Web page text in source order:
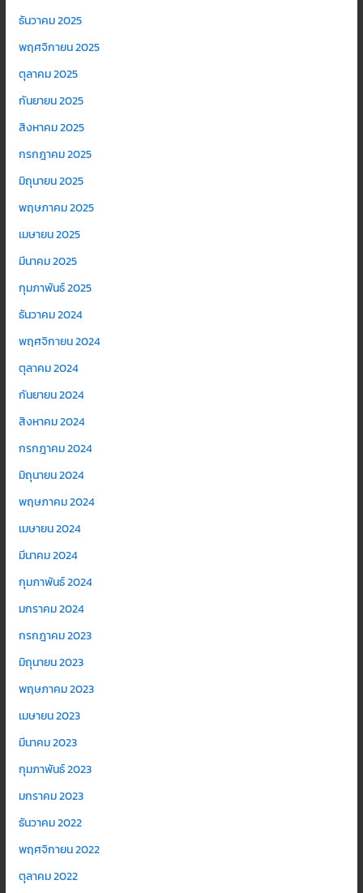
ธันวาคม 2025
พฤศจิกายน 2025
ตุลาคม 2025
กันยายน 2025
สิงหาคม 2025
กรกฎาคม 2025
มิถุนายน 2025
พฤษภาคม 2025
เมษายน 2025
มีนาคม 2025
กุมภาพันธ์ 2025
ธันวาคม 2024
พฤศจิกายน 2024
ตุลาคม 2024
กันยายน 2024
สิงหาคม 2024
กรกฎาคม 2024
มิถุนายน 2024
พฤษภาคม 2024
เมษายน 2024
มีนาคม 2024
กุมภาพันธ์ 2024
มกราคม 2024
กรกฎาคม 2023
มิถุนายน 2023
พฤษภาคม 2023
เมษายน 2023
มีนาคม 2023
กุมภาพันธ์ 2023
มกราคม 2023
ธันวาคม 2022
พฤศจิกายน 2022
ตุลาคม 2022